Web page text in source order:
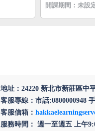
開課期間：未設
地址：24220 新北市新莊區中
客服專線：市話:0800000948
客服信箱：
服務時間： 週一至週五 上午